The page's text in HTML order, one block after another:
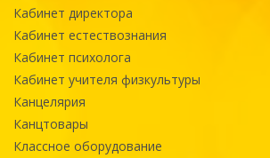
Кабинет директора
Кабинет естествознания
Кабинет психолога
Кабинет учителя физкультуры
Канцелярия
Канцтовары
Классное оборудование